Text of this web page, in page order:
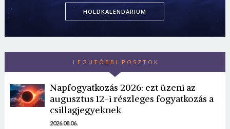
HOLDKALENDÁRIUM
LEGUTÓBBI POSZTOK
Napfogyatkozás 2026: ezt üzeni az
augusztus 12-i részleges fogyatkozás a
csillagjegyeknek
2026.08.06.